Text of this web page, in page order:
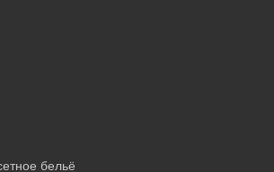
бельё